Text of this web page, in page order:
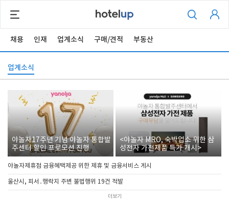
채용 인재 업계소식 구매/견적 부동산
업계소식
야놀자17주년 기념 야놀자 통합발
주센터 할인 프로모션 진행
<야놀자 MRO, 숙박업소 위한 삼
성전자 가전제품 특가 개시>
야놀자제휴점 금융혜택제공 위한 제휴 및 금융서비스 게시
울산시, 피서․행락지 주변 불법행위 19건 적발
더보기